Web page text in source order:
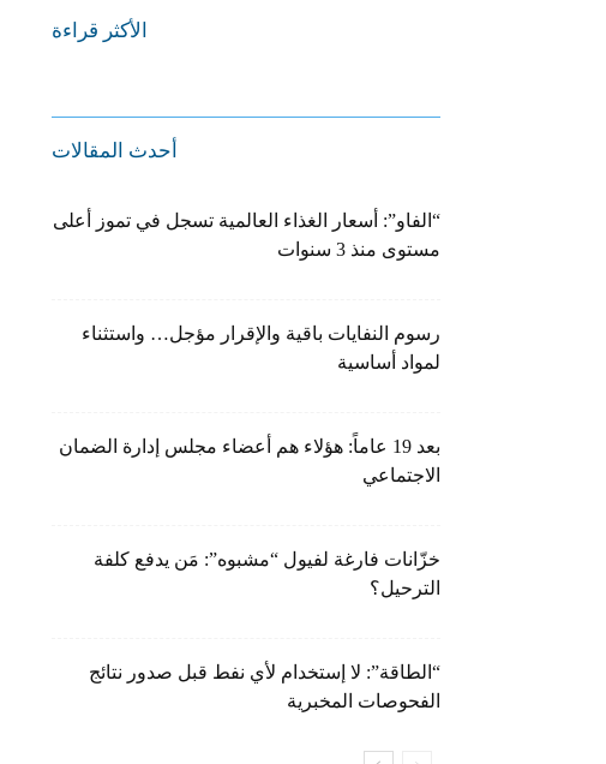
الأكثر قراءة
أحدث المقالات
“الفاو”: أسعار الغذاء العالمية تسجل في تموز أعلى
مستوى منذ 3 سنوات
رسوم النفايات باقية والإقرار مؤجل… واستثناء
لمواد أساسية
بعد 19 عاماً: هؤلاء هم أعضاء مجلس إدارة الضمان
الاجتماعي
خزّانات فارغة لفيول “مشبوه”: مَن يدفع كلفة
الترحيل؟
“الطاقة”: لا إستخدام لأي نفط قبل صدور نتائج
الفحوصات المخبرية